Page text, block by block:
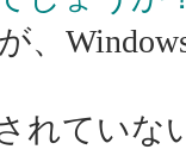
、
れていな